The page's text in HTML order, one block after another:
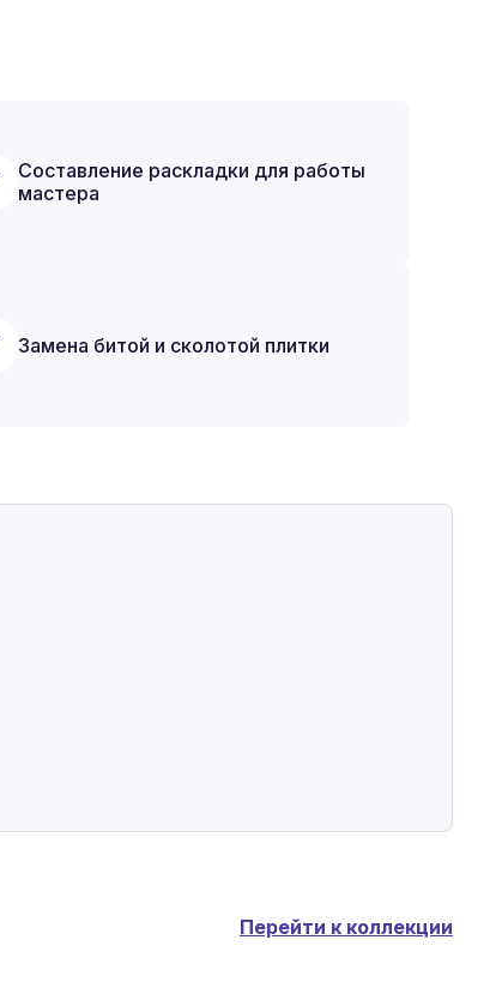
Составление раскладки для работы
мастера
Замена битой и сколотой плитки
Перейти к коллекции